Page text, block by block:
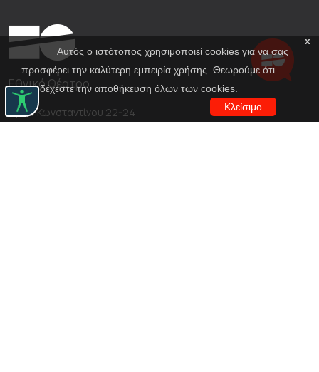
x
Αυτός ο ιστότοπος χρησιμοποιεί cookies για να σας
προσφέρει την καλύτερη εμπειρία χρήσης. Θεωρούμε ότι
αποδέχεστε την αποθήκευση όλων των cookies.
Κλείσιμο
Εθνικό Θέατρο
Αγίου Κωνσταντίνου 22-24